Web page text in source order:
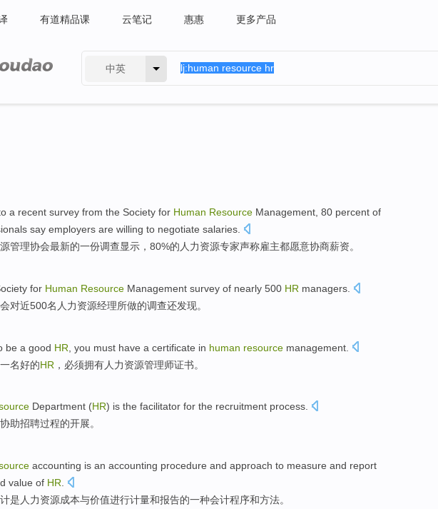
有道精品课 云笔记 惠惠 更多产品
中英
a recent survey from the Society for Human Resource Management , 80 percent of
say employers are willing to negotiate salaries
管理协会最新的一份调查显示，80%的 人力资源专家声称雇主都愿意协商薪资。
for Human Resource Management survey of nearly 500 HR managers
对近500名 人力资源经理所做的调查还发现。
be a good HR you must have a certificate in human resource management
一名好的HR ， 必须拥有人力资源管理师证书。
Department (HR) is the facilitator for the recruitment process.
助招聘过程的开展。
accounting is an accounting procedure and approach to measure and report
value of HR
是 人力资源成本与价值进行计量和报告的一种会计程序和方法。